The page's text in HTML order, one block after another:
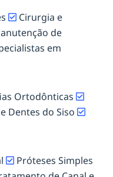
Cirurgia e
de
em
Ortodônticas
Dentes do Siso
Próteses Simples